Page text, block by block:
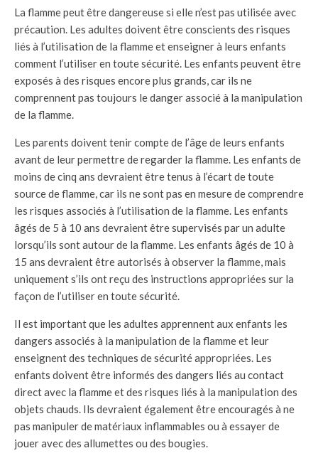
La flamme peut être dangereuse si elle n’est pas utilisée avec
précaution. Les adultes doivent être conscients des risques
liés à l’utilisation de la flamme et enseigner à leurs enfants
comment l’utiliser en toute sécurité. Les enfants peuvent être
exposés à des risques encore plus grands, car ils ne
comprennent pas toujours le danger associé à la manipulation
de la flamme.
Les parents doivent tenir compte de l’âge de leurs enfants
avant de leur permettre de regarder la flamme. Les enfants de
moins de cinq ans devraient être tenus à l’écart de toute
source de flamme, car ils ne sont pas en mesure de comprendre
les risques associés à l’utilisation de la flamme. Les enfants
âgés de 5 à 10 ans devraient être supervisés par un adulte
lorsqu’ils sont autour de la flamme. Les enfants âgés de 10 à
15 ans devraient être autorisés à observer la flamme, mais
uniquement s’ils ont reçu des instructions appropriées sur la
façon de l’utiliser en toute sécurité.
Il est important que les adultes apprennent aux enfants les
dangers associés à la manipulation de la flamme et leur
enseignent des techniques de sécurité appropriées. Les
enfants doivent être informés des dangers liés au contact
direct avec la flamme et des risques liés à la manipulation des
objets chauds. Ils devraient également être encouragés à ne
pas manipuler de matériaux inflammables ou à essayer de
jouer avec des allumettes ou des bougies.